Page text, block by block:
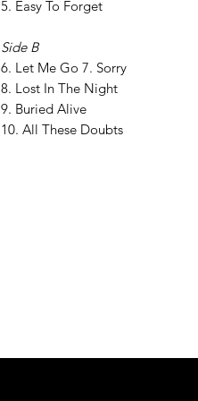
5. Easy To Forget
Side B
6. Let Me Go 7. Sorry
8. Lost In The Night
9. Buried Alive
10. All These Doubts